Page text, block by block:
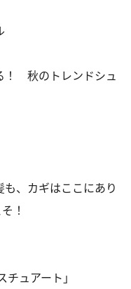
！ 秋のトレンドシュ
、カギはここにあり
！
チュアート｣